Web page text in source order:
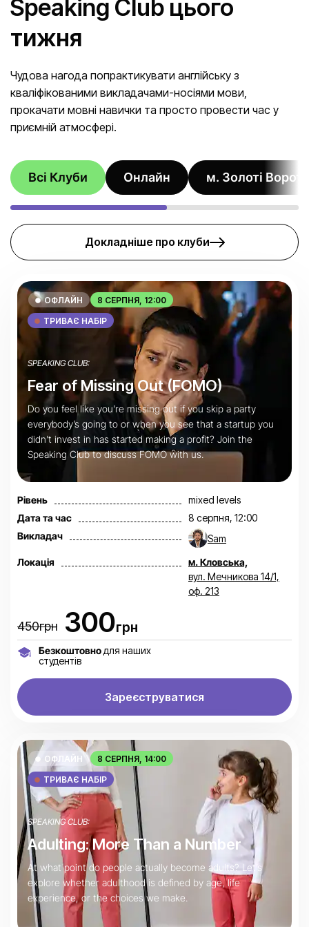
юриспруденцію та інші напрями.
ДІЛОВА ТА ПРОФЕСІЙНА АНГЛІЙСЬКА
ПРОГРАМА ПІД ВАШІ РОБОЧІ ЗАДАЧІ
ПРАКТИКА РЕАЛЬНИХ БІЗНЕС-СЦЕНАРІЇВ
Залишити заявку
Speaking Club цього
тижня
Чудова нагода попрактикувати англійську з
кваліфікованими викладачами-носіями мови,
прокачати мовні навички та просто провести час у
приємній атмосфері.
Всі Клуби Онлайн м. Золоті Ворота
Докладніше про клуби
ОФЛАЙН
ТРИВАЄ НАБІР
8 СЕРПНЯ, 12:00
SPEAKING CLUB:
Fear of Missing Out (FOMO)
Do you feel like you’re missing out if you skip a party
everybody’s going to or when you see that a startup you
didn’t invest in has started making a profit? Join the
Speaking Club to discuss FOMO with us.
Рівень
mixed levels
Дата та час
8 серпня, 12:00
Викладач
Sam
Локація
м. Кловська,
вул. Мечникова 14/1,
оф. 213
450грн 300грн
Безкоштовнодля наших
студентів
Зареєструватися
ОФЛАЙН
ТРИВАЄ НАБІР
8 СЕРПНЯ, 14:00
SPEAKING CLUB:
Adulting: More Than a Number
At what point do people actually become adults? Let’s
explore whether adulthood is defined by age, life
experience, or the choices we make.